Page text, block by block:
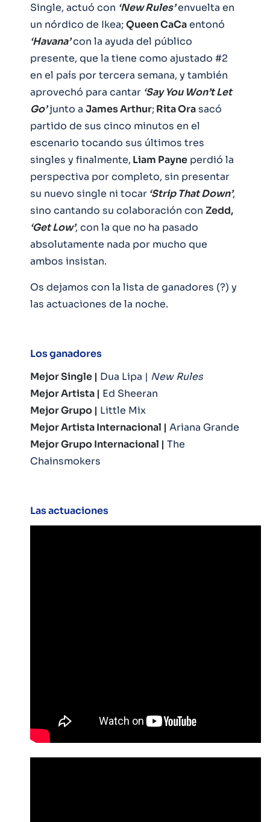
Single, actuó con ‘New Rules’envuelta en
un nórdico de Ikea;Queen CaCaentonó
‘Havana’con la ayuda del público
presente, que la tiene como ajustado #2
en el país por tercera semana, y también
aprovechó para cantar ‘Say You Won’t Let
Go’junto a James Arthur;Rita Orasacó
partido de sus cinco minutos en el
escenario tocando sus últimos tres
singles y finalmente, Liam Payne perdió la
perspectiva por completo, sin presentar
su nuevo single ni tocar ‘Strip That Down’,
sino cantando su colaboración con Zedd,
‘Get Low’, con la que no ha pasado
absolutamente nada por mucho que
ambos insistan.
Os dejamos con la lista de ganadores (?) y
las actuaciones de la noche.
Los ganadores
Mejor Single | Dua Lipa | New Rules
Mejor Artista | Ed Sheeran
Mejor Grupo | Little Mix
Mejor Artista Internacional | Ariana Grande
Mejor Grupo Internacional | The
Chainsmokers
Las actuaciones